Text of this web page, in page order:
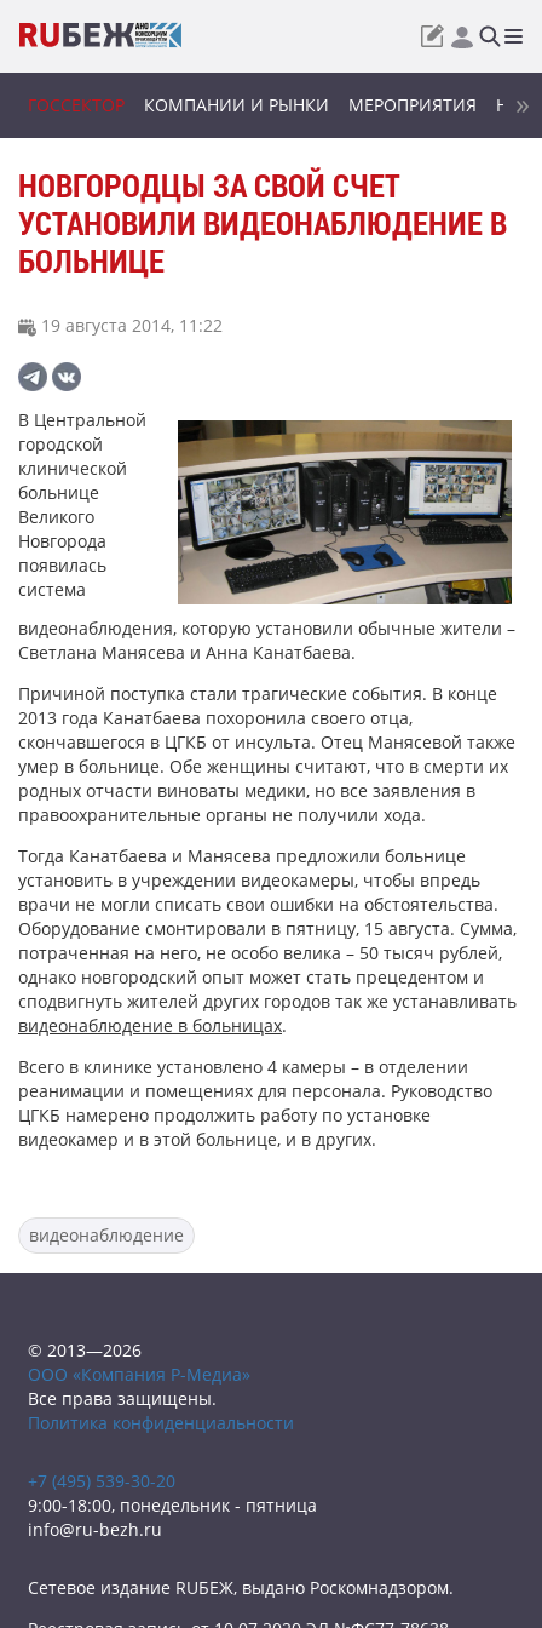
ГОССЕКТОР КОМПАНИИ И РЫНКИ МЕРОПРИЯТИЯ
НОВГОРОДЦЫ ЗА СВОЙ СЧЕТ
УСТАНОВИЛИ ВИДЕОНАБЛЮДЕНИЕ В
БОЛЬНИЦЕ
19 августа 2014, 11:22
В Центральной
городской
клинической
больнице
Великого
Новгорода
появилась
система
видеонаблюдения, которую установили обычные жители –
Светлана Манясева и Анна Канатбаева.
Причиной поступка стали трагические события. В конце
2013 года Канатбаева похоронила своего отца,
скончавшегося в ЦГКБ от инсульта. Отец Манясевой также
умер в больнице. Обе женщины считают, что в смерти их
родных отчасти виноваты медики, но все заявления в
правоохранительные органы не получили хода.
Тогда Канатбаева и Манясева предложили больнице
установить в учреждении видеокамеры, чтобы впредь
врачи не могли списать свои ошибки на обстоятельства.
Оборудование смонтировали в пятницу, 15 августа. Сумма,
потраченная на него, не особо велика – 50 тысяч рублей,
однако новгородский опыт может стать прецедентом и
сподвигнуть жителей других городов так же устанавливать
видеонаблюдение в больницах.
Всего в клинике установлено 4 камеры – в отделении
реанимации и помещениях для персонала. Руководство
ЦГКБ намерено продолжить работу по установке
видеокамер и в этой больнице, и в других.
видеонаблюдение
© 2013—2026
ООО «Компания Р-Медиа»
Все права защищены.
Политика конфиденциальности
+7 (495) 539-30-20
9:00-18:00, понедельник - пятница
info@ru-bezh.ru
Сетевое издание RUБЕЖ, выдано Роскомнадзором.